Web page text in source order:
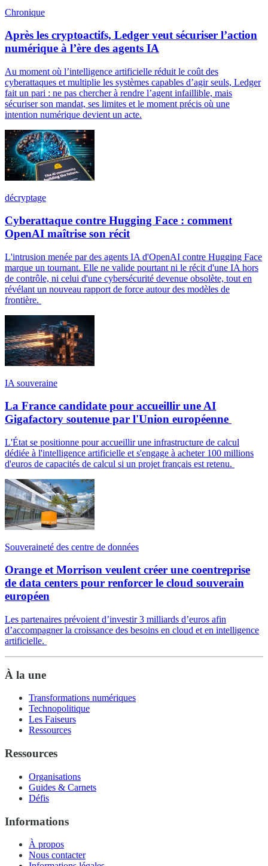
Chronique
Après les cryptoactifs, Ledger veut sécuriser l’action
numérique à l’ère des agents IA
Au moment où l’intelligence artificielle réduit le coût des
cyberattaques et multiplie les systèmes capables d’agir seuls, Ledger
fait un pari : ne pas chercher à rendre l’agent infaillible, mais
sécuriser son mandat, ses limites et le moment précis où une
intention numérique devient un acte.
décryptage
Cyberattaque contre Hugging Face : comment
OpenAI maîtrise son récit
L'intrusion menée par des agents IA d'OpenAI contre Hugging Face
marque un tournant. Elle ne valide pourtant ni le récit d'une IA hors
de contrôle, ni celui d'une cybersécurité devenue obsolète, tout en
révélant un nouveau rapport de force autour des modèles de
frontière.
IA souveraine
La France candidate pour accueillir une AI
Gigafactory soutenue par l'Union européenne
L'État se positionne pour accueillir une infrastructure de calcul
dédiée à l'intelligence artificielle et s'engage à acheter 100 millions
d'euros de capacités de calcul si un projet français est retenu.
Souveraineté des centre de données
Orange et Morrison veulent créer une coentreprise
de data centers pour renforcer le cloud souverain
européen
Les partenaires prévoient d’investir 3 milliards d’euros afin
d’accompagner la croissance des besoins en cloud et en intelligence
artificielle.
À la une
Transformations numériques
Technopolitique
Les Faiseurs
Ressources
Ressources
Organisations
Guides & Carnets
Défis
Informations
À propos
Nous contacter